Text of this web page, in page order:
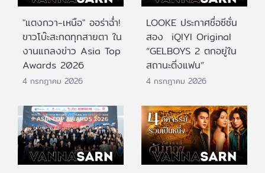
"แตงกวา-เหนือ" ออร่าฉ่ำ!
ขาวโบ๊ะสะกดทุกสายตา ใน
งานแถลงข่าว Asia Top
Awards 2026
4 กรกฎาคม 2026
LOOKE ประกาศชื่อซีซั่น
สอง iQIYI Original
“GELBOYS 2 ตกอยู่ใน
สถานะติ่งแฟน”
4 กรกฎาคม 2026